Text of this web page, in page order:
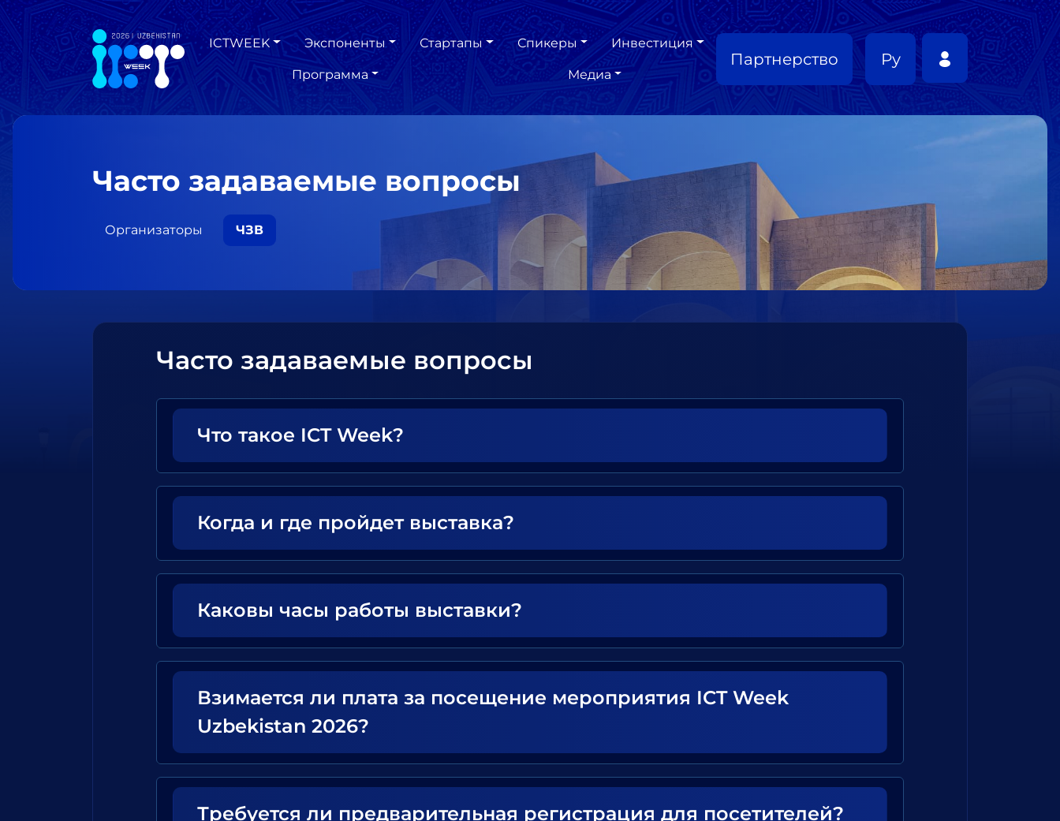
ICTWEEK Экспоненты Стартапы Спикеры Инвестиция
Программа Медиа
Партнерство Ру
Часто задаваемые вопросы
Организаторы ЧЗВ
Часто задаваемые вопросы
Что такое ICT Week?
Когда и где пройдет выставка?
Каковы часы работы выставки?
Взимается ли плата за посещение мероприятия ICT Week
Uzbekistan 2026?
Требуется ли предварительная регистрация для посетителей?